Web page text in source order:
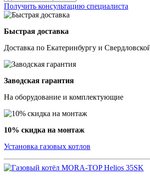
Получить консультацию специалиста
Быстрая доставка
Доставка по Екатеринбургу и
Заводская гарантия
На оборудование и комплектующие
10% скидка на монтаж
Установка газовых котлов